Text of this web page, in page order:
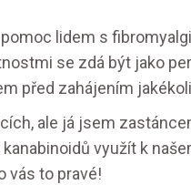
lidem s
se zdá být jako
před zahájením
ale já jsem
využít k
vás to pravé!